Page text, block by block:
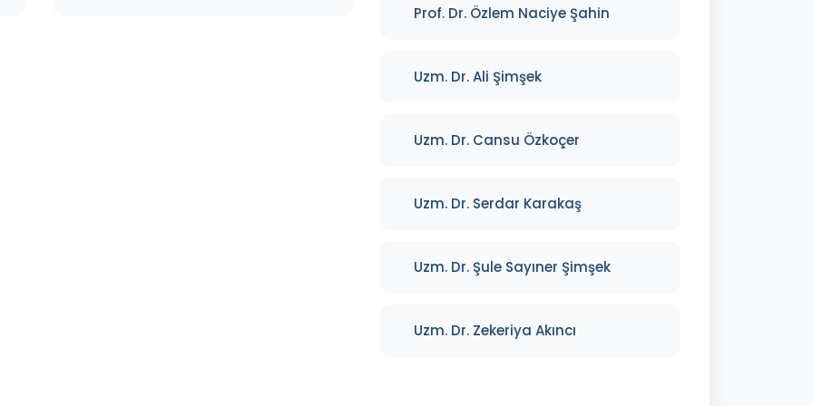
Prof. Dr. Özlem Naciye Şahin
Uzm. Dr. Ali Şimşek
Uzm. Dr. Cansu Özkoçer
Uzm. Dr. Serdar Karakaş
Uzm. Dr. Şule Sayıner Şimşek
Uzm. Dr. Zekeriya Akıncı